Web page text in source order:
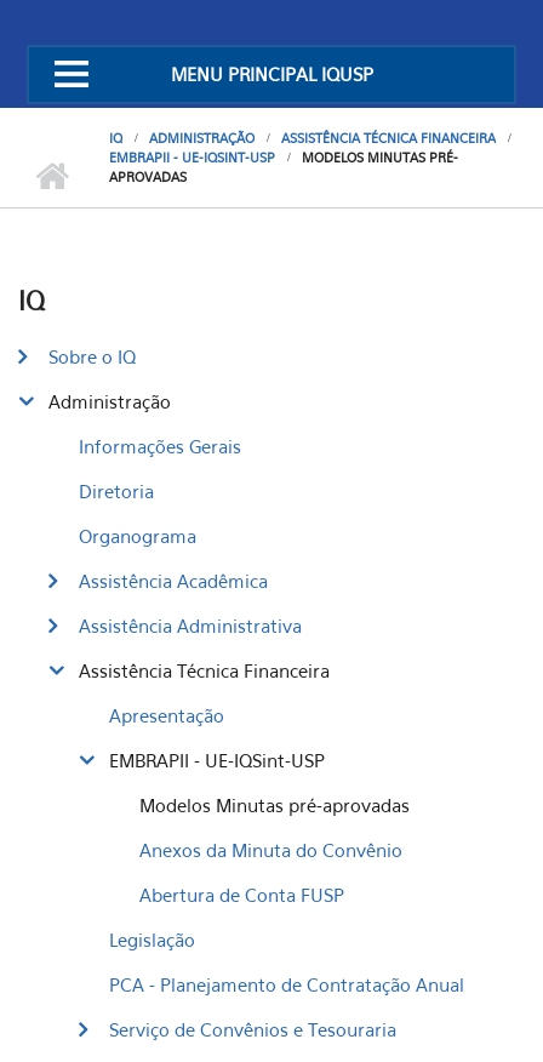
MENU PRINCIPAL IQUSP
IQ ADMINISTRAÇÃO
ASSISTÊNCIA TÉCNICA FINANCEIRA
EMBRAPII - UE-IQSINT-USP
MODELOS MINUTAS PRÉ-
APROVADAS
IQ
Sobre o IQ
Administração
Informações Gerais
Diretoria
Organograma
Assistência Acadêmica
Assistência Administrativa
Assistência Técnica Financeira
Apresentação
EMBRAPII - UE-IQSint-USP
Modelos Minutas pré-aprovadas
Anexos da Minuta do Convênio
Abertura de Conta FUSP
Legislação
PCA - Planejamento de Contratação Anual
Serviço de Convênios e Tesouraria